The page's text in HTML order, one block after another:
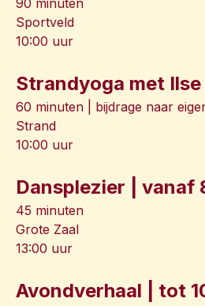
Sportveld
10:00 uur
Strandyoga met
60 minuten | bijdrage naar
Strand
10:00 uur
Dansplezier | vanaf
45 minuten
Grote Zaal
13:00 uur
Avondverhaal | tot